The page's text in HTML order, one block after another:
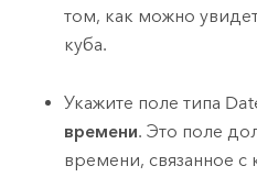
том, как можно
куба.
Укажите поле типа
времени. Это поле
времени, связанное с